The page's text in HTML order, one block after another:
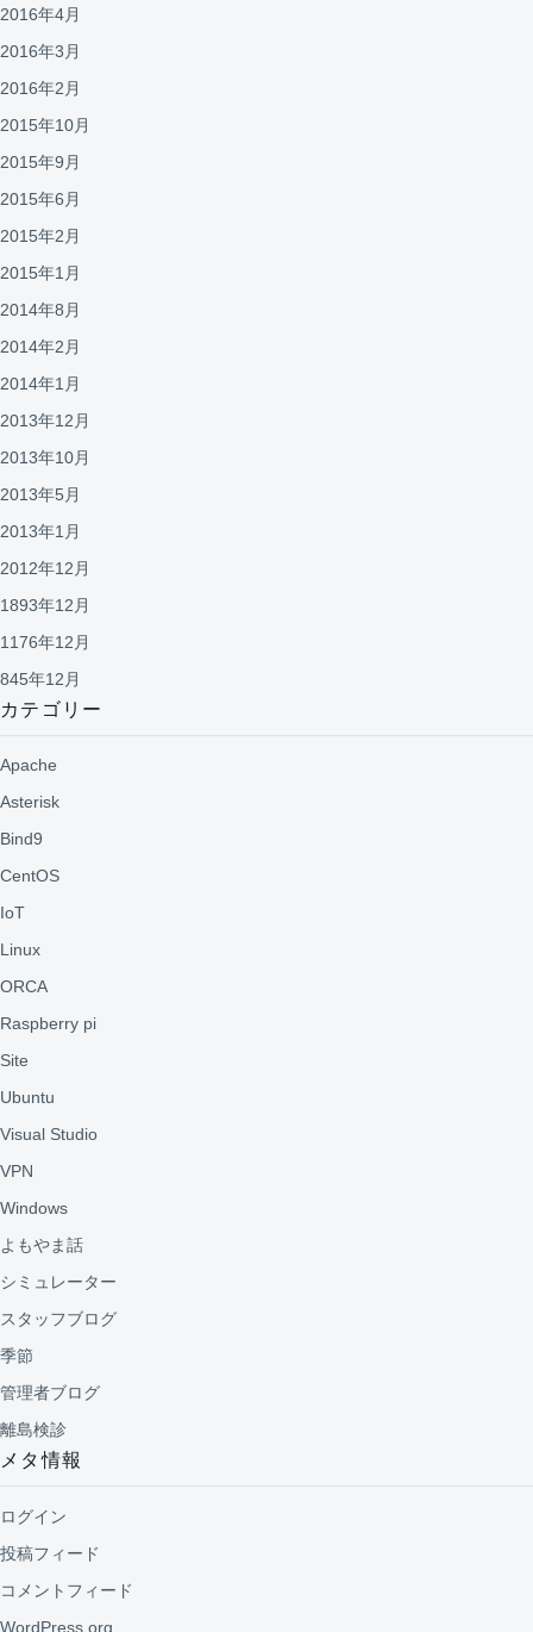
2016年4月
2016年3月
2016年2月
2015年10月
2015年9月
2015年6月
2015年2月
2015年1月
2014年8月
2014年2月
2014年1月
2013年12月
2013年10月
2013年5月
2013年1月
2012年12月
1893年12月
1176年12月
845年12月
カテゴリー
Apache
Asterisk
Bind9
CentOS
IoT
Linux
ORCA
Raspberry pi
Site
Ubuntu
Visual Studio
VPN
Windows
よもやま話
シミュレーター
スタッフブログ
季節
管理者ブログ
離島検診
メタ情報
ログイン
投稿フィード
コメントフィード
WordPress.org